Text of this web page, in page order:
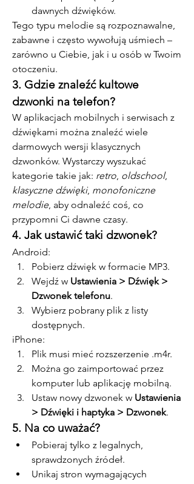
dawnych dźwięków.
Tego typu melodie są rozpoznawalne,
zabawne i często wywołują uśmiech –
zarówno u Ciebie, jak i u osób w Twoim
otoczeniu.
3. Gdzie znaleźć kultowe
dzwonki na telefon?
W aplikacjach mobilnych i serwisach z
dźwiękami można znaleźć wiele
darmowych wersji klasycznych
dzwonków. Wystarczy wyszukać
kategorie takie jak: retro, oldschool
klasyczne dźwięki, monofoniczne
melodie, aby odnaleźć coś, co
przypomni Ci dawne czasy.
4. Jak ustawić taki dzwonek?
Android:
Pobierz dźwięk w formacie MP3.
Wejdź w Ustawienia > Dźwięk >
Dzwonek telefonu.
Wybierz pobrany plik z listy
dostępnych.
iPhone:
Plik musi mieć rozszerzenie .m4r.
Można go zaimportować przez
komputer lub aplikację mobilną.
Ustaw nowy dzwonek w Ustawienia
> Dźwięki i haptyka > Dzwonek.
5. Na co uważać?
Pobieraj tylko z legalnych,
sprawdzonych źródeł.
Unikaj stron wymagających